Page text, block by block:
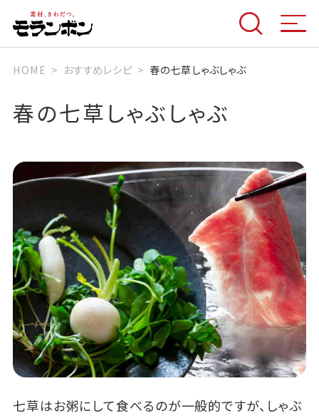
HOME おすすめレシピ 春の七草しゃぶしゃぶ
春の七草しゃぶしゃぶ
七草はお粥にして食べるのが一般的ですが、しゃぶ